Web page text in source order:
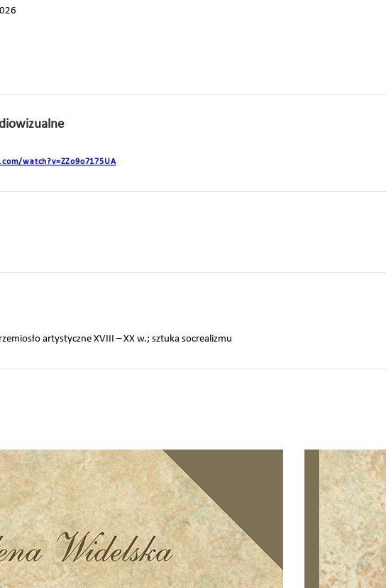
watch?v=ZZo9o7175UA
artystyczne XVIII – XX w.; sztuka socrealizmu